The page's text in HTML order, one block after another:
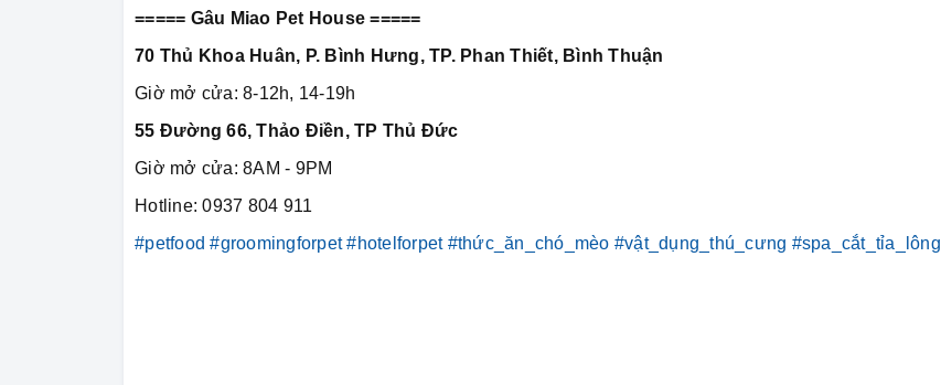
===== Gâu Miao Pet House =====
70 Thủ Khoa Huân, P. Bình Hưng, TP. Phan Thiết, Bình Thuận
Giờ mở cửa: 8-12h, 14-19h
55 Đường 66, Thảo Điền, TP Thủ Đức
Giờ mở cửa: 8AM - 9PM
Hotline: 0937 804 911
#petfood #groomingforpet #hotelforpet #thức_ăn_chó_mèo #vật_dụng_thú_cưng #spa_cắt_tỉa_lông